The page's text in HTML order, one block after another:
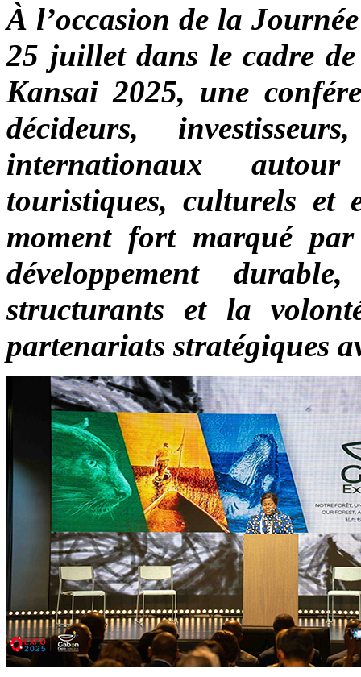
À l’occasion de la
25 juillet dans le cadre
Kansai 2025, une
décideurs,
internationaux
touristiques, culturels et
moment fort marqué
développement
structurants et la
partenariats stratégiques